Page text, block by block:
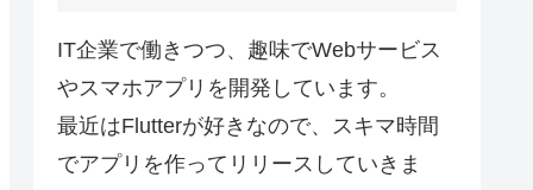
IT企業で働きつつ、趣味でWebサービス
やスマホアプリを開発しています。
最近はFlutterが好きなので、スキマ時間
でアプリを作ってリリースしていきま